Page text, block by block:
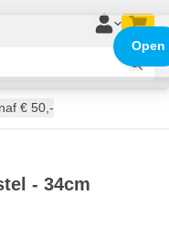
bezorgd
€ 50,-
- 34cm
Open